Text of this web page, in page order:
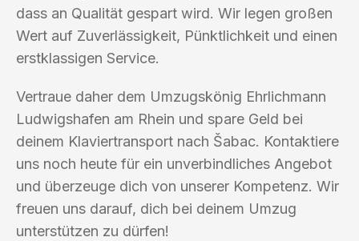
dass an Qualität gespart wird. Wir legen großen
Wert auf Zuverlässigkeit, Pünktlichkeit und einen
erstklassigen Service.
Vertraue daher dem Umzugskönig Ehrlichmann
Ludwigshafen am Rhein und spare Geld bei
deinem Klaviertransport nach Šabac. Kontaktiere
uns noch heute für ein unverbindliches Angebot
und überzeuge dich von unserer Kompetenz. Wir
freuen uns darauf, dich bei deinem Umzug
unterstützen zu dürfen!